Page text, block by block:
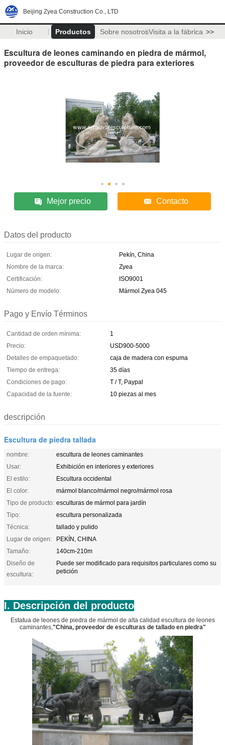
Beijing Zyea Construction Co., LTD
Inicio Productos Sobre nosotrosVisita a la fábrica >>
Escultura de leones caminando en piedra de mármol,
proveedor de esculturas de piedra para exteriores
Mejor precio Contacto
Datos del producto
Lugar de origen:
Pekín, China
Nombre de la marca:
Zyea
Certificación:
ISO9001
Número de modelo:
Mármol Zyea 045
Pago y Envío Términos
Cantidad de orden mínima:
1
Precio:
USD900-5000
Detalles de empaquetado:
caja de madera con espuma
Tiempo de entrega:
35 días
Condiciones de pago:
T / T, Paypal
Capacidad de la fuente:
10 piezas al mes
descripción
Escultura de piedra tallada
nombre:
escultura de leones caminantes
Usar:
Exhibición en interiores y exteriores
El estilo:
Escultura occidental
El color:
mármol blanco/mármol negro/mármol rosa
Tipo de producto: esculturas de mármol para jardín
Tipo:
escultura personalizada
Técnica:
tallado y pulido
Lugar de origen:
PEKÍN, CHINA
Tamaño:
140cm-210m
Diseño de
escultura:
Puede ser modificado para requisitos particulares como su
petición
I. Descripción del producto
Estatua de leones de piedra de mármol de alta calidad escultura de leones
caminantes,"China, proveedor de esculturas de tallado en piedra"